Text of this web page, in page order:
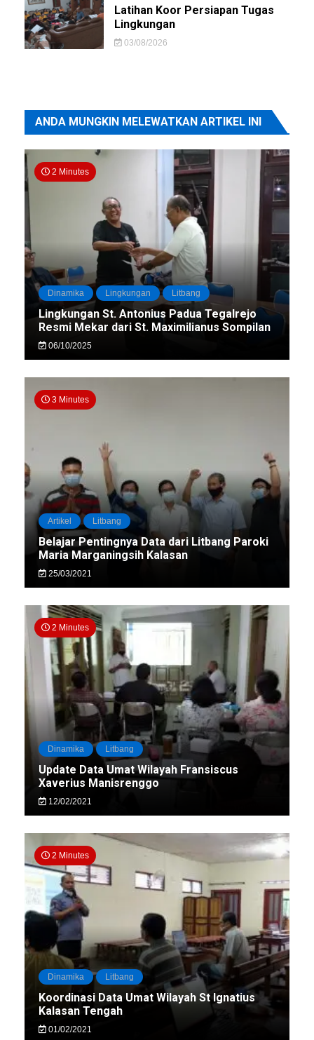
Latihan Koor Persiapan Tugas
Lingkungan
03/08/2026
ANDA MUNGKIN MELEWATKAN ARTIKEL INI
2 Minutes
Dinamika Lingkungan Litbang
Lingkungan St. Antonius Padua Tegalrejo
Resmi Mekar dari St. Maximilianus Sompilan
06/10/2025
3 Minutes
Artikel Litbang
Belajar Pentingnya Data dari Litbang Paroki
Maria Marganingsih Kalasan
25/03/2021
2 Minutes
Dinamika Litbang
Update Data Umat Wilayah Fransiscus
Xaverius Manisrenggo
12/02/2021
2 Minutes
Dinamika Litbang
Koordinasi Data Umat Wilayah St Ignatius
Kalasan Tengah
01/02/2021